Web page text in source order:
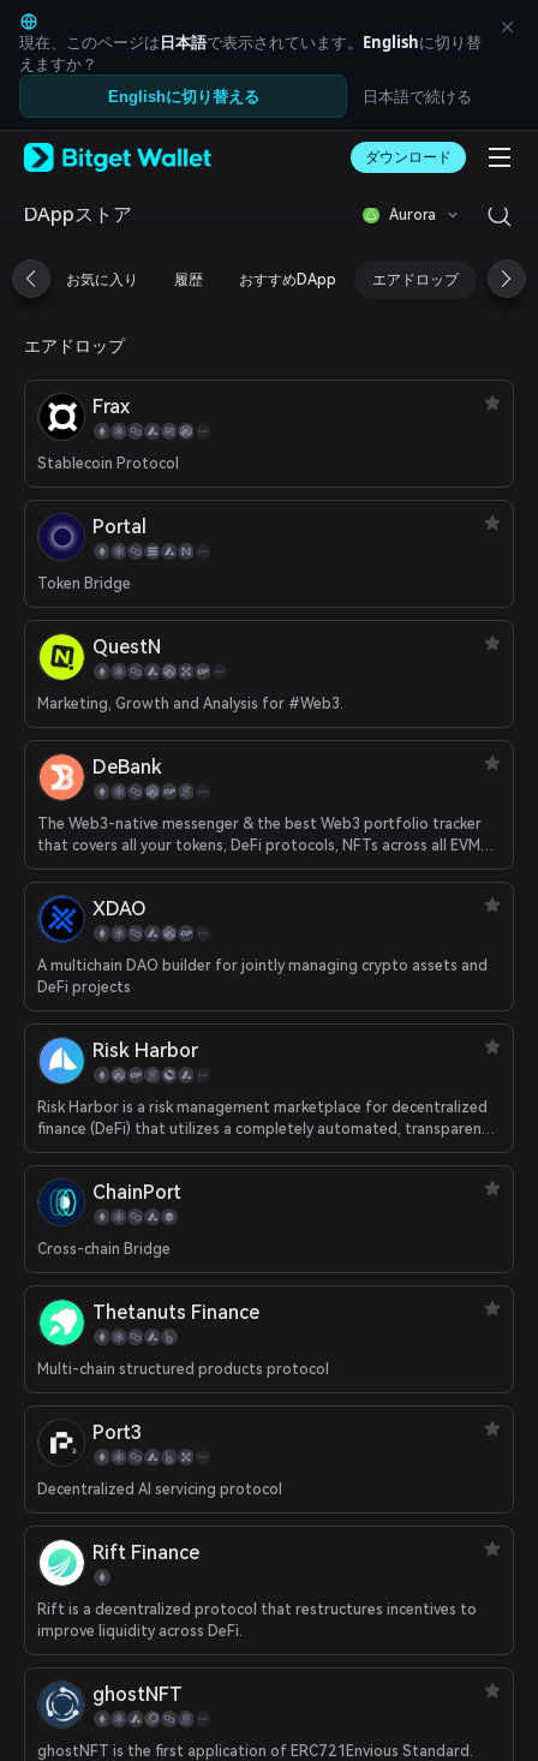
English
日本語
Tiếng Việt
Русский
Español (Latinoamérica)
Italiano
Deutsch
繁體中文
Português (Portugal)
ภาษาไทย
हिन्दी
Español
Português (Brasil)
Español (Argentina)
現在、このページは日本語で表示されています。 Englishに切り替
えますか？
Englishに切り替える 日本語で続ける
ダウンロード
DAppストア Aurora
お気に入り 履歴 おすすめDApp エアドロップ DeFi
エアドロップ
Frax
Stablecoin Protocol
Portal
Token Bridge
QuestN
Marketing, Growth and Analysis for #Web3.
DeBank
The Web3-native messenger & the best Web3 portfolio tracker
that covers all your tokens, DeFi protocols, NFTs across all EVM
chains.
XDAO
A multichain DAO builder for jointly managing crypto assets and
DeFi projects
Risk Harbor
Risk Harbor is a risk management marketplace for decentralized
finance (DeFi) that utilizes a completely automated, transparent,
and impartial invariant detection mechanism to secure liquidity
attacks. ChainPort
Cross-chain Bridge
Thetanuts Finance
Multi-chain structured products protocol
Port3
Decentralized AI servicing protocol
Rift Finance
Rift is a decentralized protocol that restructures incentives to
improve liquidity across DeFi.
ghostNFT
ghostNFT is the first application of ERC721Envious Standard.